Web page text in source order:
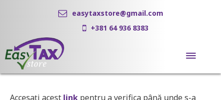
easytaxstore@gmail.com
+381 64 936 8383
Accesaţi acest link pentru a verifica până unde s-a